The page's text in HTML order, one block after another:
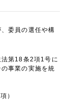
委員の選任や構
第18条2項1号に
事業の実施を統
）